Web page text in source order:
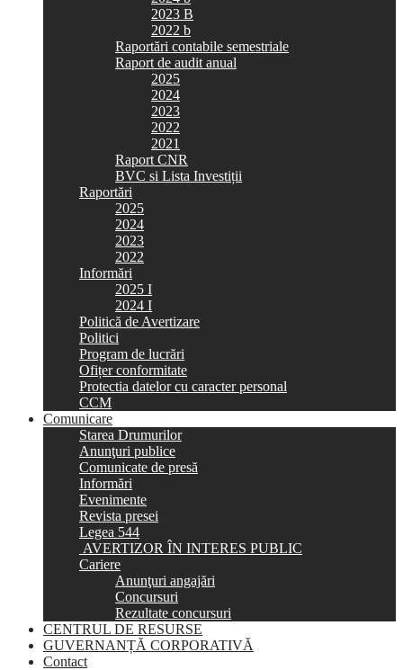
2023 B
2022 b
Raportări contabile semestriale
Raport de audit anual
2025
2024
2023
2022
2021
Raport CNR
BVC si Lista Investiții
Raportări
2025
2024
2023
2022
Informări
2025 I
2024 I
Politică de Avertizare
Politici
Program de lucrări
Ofițer conformitate
Protectia datelor cu caracter personal
CCM
Comunicare
Starea Drumurilor
Anunţuri publice
Comunicate de presă
Informări
Evenimente
Revista presei
Legea 544
AVERTIZOR ÎN INTERES PUBLIC
Cariere
Anunţuri angajări
Concursuri
Rezultate concursuri
CENTRUL DE RESURSE
GUVERNANȚĂ CORPORATIVĂ
Contact